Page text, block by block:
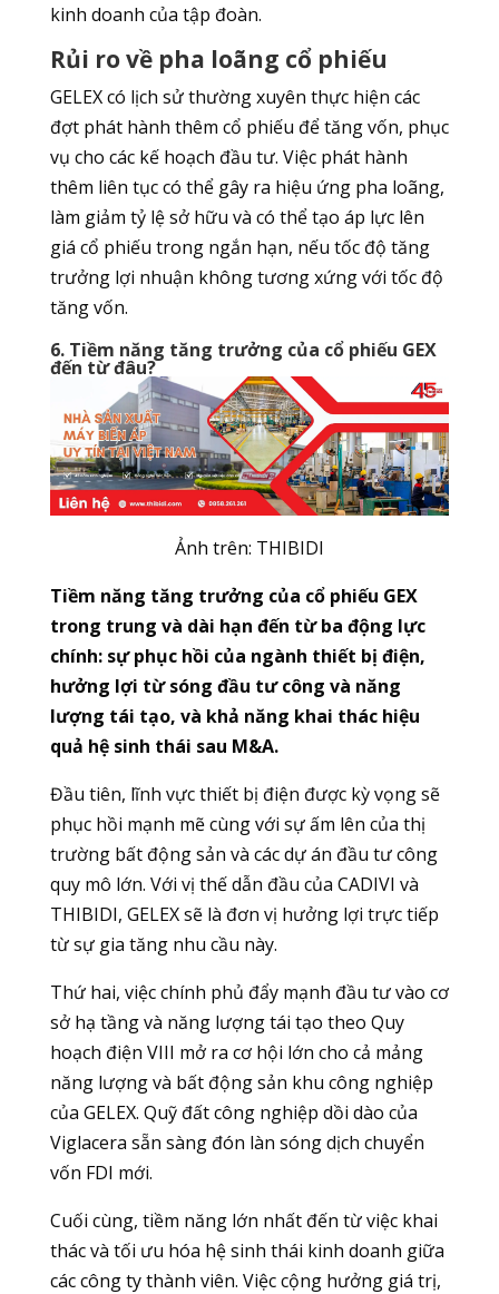
kinh doanh của tập đoàn.
Rủi ro về pha loãng cổ phiếu
GELEX có lịch sử thường xuyên thực hiện các
đợt phát hành thêm cổ phiếu để tăng vốn, phục
vụ cho các kế hoạch đầu tư. Việc phát hành
thêm liên tục có thể gây ra hiệu ứng pha loãng,
làm giảm tỷ lệ sở hữu và có thể tạo áp lực lên
giá cổ phiếu trong ngắn hạn, nếu tốc độ tăng
trưởng lợi nhuận không tương xứng với tốc độ
tăng vốn.
6. Tiềm năng tăng trưởng của cổ phiếu GEX
đến từ đâu?
Ảnh trên: THIBIDI
Tiềm năng tăng trưởng của cổ phiếu GEX
trong trung và dài hạn đến từ ba động lực
chính: sự phục hồi của ngành thiết bị điện,
hưởng lợi từ sóng đầu tư công và năng
lượng tái tạo, và khả năng khai thác hiệu
quả hệ sinh thái sau M&A.
Đầu tiên, lĩnh vực thiết bị điện được kỳ vọng sẽ
phục hồi mạnh mẽ cùng với sự ấm lên của thị
trường bất động sản và các dự án đầu tư công
quy mô lớn. Với vị thế dẫn đầu của CADIVI và
THIBIDI, GELEX sẽ là đơn vị hưởng lợi trực tiếp
từ sự gia tăng nhu cầu này.
Thứ hai, việc chính phủ đẩy mạnh đầu tư vào cơ
sở hạ tầng và năng lượng tái tạo theo Quy
hoạch điện VIII mở ra cơ hội lớn cho cả mảng
năng lượng và bất động sản khu công nghiệp
của GELEX. Quỹ đất công nghiệp dồi dào của
Viglacera sẵn sàng đón làn sóng dịch chuyển
vốn FDI mới.
Cuối cùng, tiềm năng lớn nhất đến từ việc khai
thác và tối ưu hóa hệ sinh thái kinh doanh giữa
các công ty thành viên. Việc cộng hưởng giá trị,